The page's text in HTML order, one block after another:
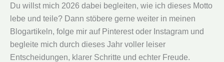
Du willst mich 2026 dabei begleiten, wie ich dieses Motto
lebe und teile? Dann stöbere gerne weiter in meinen
Blogartikeln, folge mir auf Pinterest oder Instagram und
begleite mich durch dieses Jahr voller leiser
Entscheidungen, klarer Schritte und echter Freude.